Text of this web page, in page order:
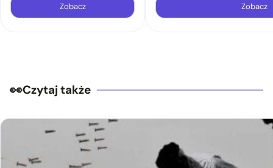
Zobacz Zobacz
Czytaj także